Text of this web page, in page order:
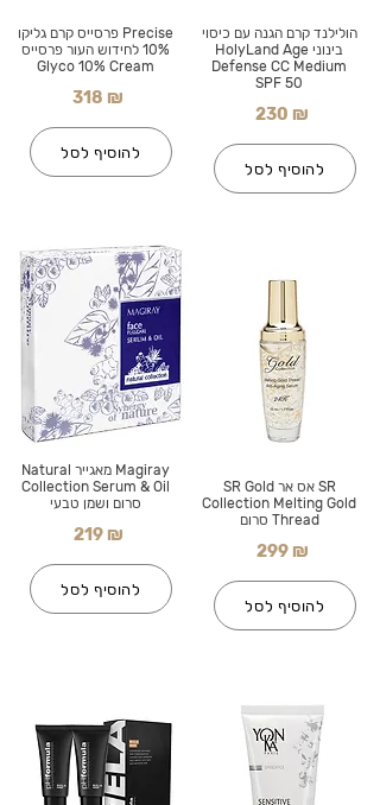
Precise פרסייס קרם גליקו
10% לחידוש העור פרסייס
Glyco 10% Cream
318 ₪
להוסיף לסל
Magiray מאגייר Natural
Collection Serum & Oil
סרום ושמן טבעי
219 ₪
להוסיף לסל
הולילנד קרם הגנה עם כיסוי
בינוני HolyLand Age
Defense CC Medium
SPF 50
230 ₪
להוסיף לסל
SR אס אר SR Gold
Collection Melting Gold
Thread סרום
299 ₪
להוסיף לסל